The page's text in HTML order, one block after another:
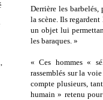
Derrière les
la scène. Ils
un objet lui
les baraques. »
« Ces hommes «
rassemblés sur la
compte plusieurs,
humain » retenu